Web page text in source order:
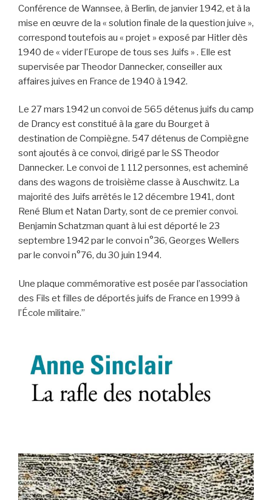
Conférence de Wannsee, à Berlin, de janvier 1942, et à la
mise en œuvre de la « solution finale de la question juive »,
correspond toutefois au « projet » exposé par Hitler dès
1940 de « vider l’Europe de tous ses Juifs » . Elle est
supervisée par Theodor Dannecker, conseiller aux
affaires juives en France de 1940 à 1942.
Le 27 mars 1942 un convoi de 565 détenus juifs du camp
de Drancy est constitué à la gare du Bourget à
destination de Compiègne. 547 détenus de Compiègne
sont ajoutés à ce convoi, dirigé par le SS Theodor
Dannecker. Le convoi de 1 112 personnes, est acheminé
dans des wagons de troisième classe à Auschwitz. La
majorité des Juifs arrêtés le 12 décembre 1941, dont
René Blum et Natan Darty, sont de ce premier convoi.
Benjamin Schatzman quant à lui est déporté le 23
septembre 1942 par le convoi n°36, Georges Wellers
par le convoi n°76, du 30 juin 1944.
Une plaque commémorative est posée par l’association
des Fils et filles de déportés juifs de France en 1999 à
l’École militaire.”